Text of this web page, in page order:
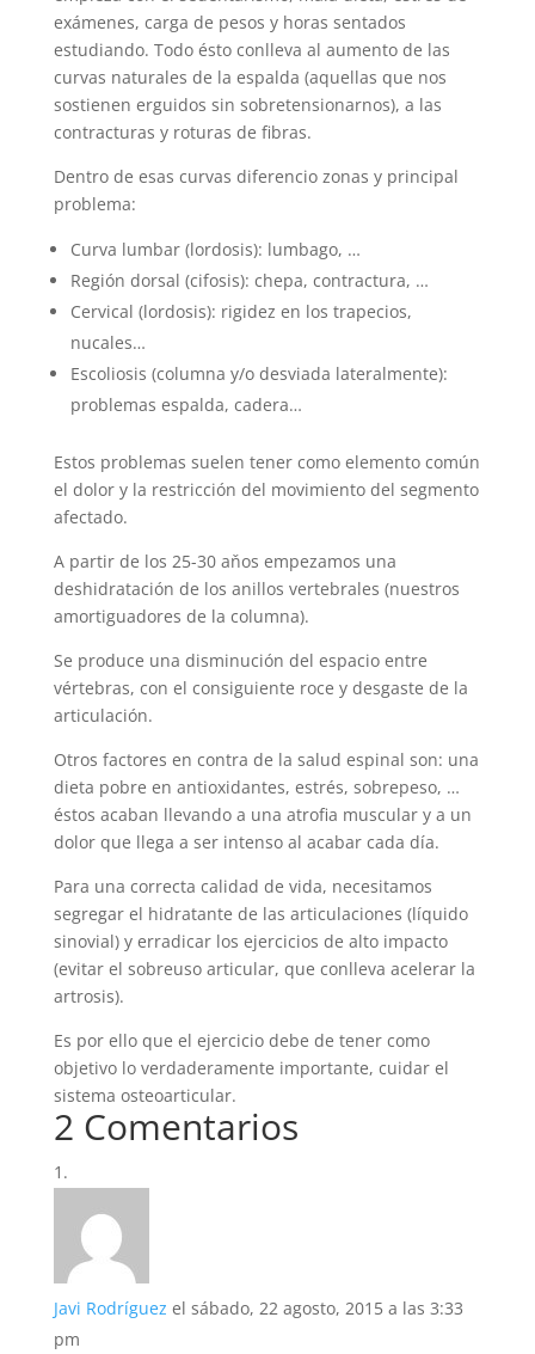
exámenes, carga de pesos y horas sentados
estudiando. Todo ésto conlleva al aumento de las
curvas naturales de la espalda (aquellas que nos
sostienen erguidos sin sobretensionarnos), a las
contracturas y roturas de fibras.
Dentro de esas curvas diferencio zonas y principal
problema:
Curva lumbar (lordosis): lumbago, …
Región dorsal (cifosis): chepa, contractura, …
Cervical (lordosis): rigidez en los trapecios,
nucales…
Escoliosis (columna y/o desviada lateralmente):
problemas espalda, cadera…
Estos problemas suelen tener como elemento común
el dolor y la restricción del movimiento del segmento
afectado.
A partir de los 25-30 aňos empezamos una
deshidratación de los anillos vertebrales (nuestros
amortiguadores de la columna).
Se produce una disminución del espacio entre
vértebras, con el consiguiente roce y desgaste de la
articulación.
Otros factores en contra de la salud espinal son: una
dieta pobre en antioxidantes, estrés, sobrepeso, …
éstos acaban llevando a una atrofia muscular y a un
dolor que llega a ser intenso al acabar cada día.
Para una correcta calidad de vida, necesitamos
segregar el hidratante de las articulaciones (líquido
sinovial) y erradicar los ejercicios de alto impacto
(evitar el sobreuso articular, que conlleva acelerar la
artrosis).
Es por ello que el ejercicio debe de tener como
objetivo lo verdaderamente importante, cuidar el
sistema osteoarticular.
2 Comentarios
Javi Rodríguez el sábado, 22 agosto, 2015 a las 3:33
pm